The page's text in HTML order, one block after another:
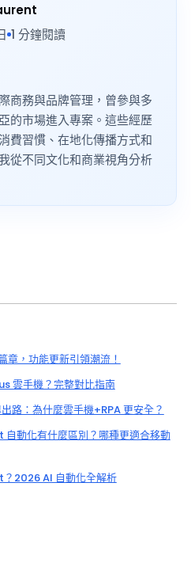
1 分鐘閱讀
商務與品牌管理，曾參與多
的市場進入專案。這些經歷
費習慣、在地化傳播方式和
從不同文化和商業視角分析
，功能更新引領潮流！
雲手機？完整對比指南
路：為什麼雲手機+RPA 更安全？
自動化有什麼區別？哪種更適合移動
2026 AI 自動化全解析